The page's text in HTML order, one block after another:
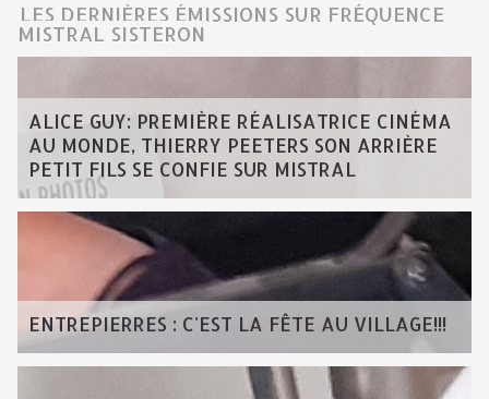
LES DERNIÈRES ÉMISSIONS SUR FRÉQUENCE
MISTRAL SISTERON
ALICE GUY: PREMIÈRE RÉALISATRICE CINÉMA
AU MONDE, THIERRY PEETERS SON ARRIÈRE
PETIT FILS SE CONFIE SUR MISTRAL
ENTREPIERRES : C'EST LA FÊTE AU VILLAGE!!!